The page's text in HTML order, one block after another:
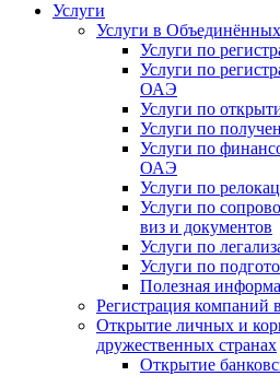
Услуги
Услуги в
Услуги по
Услуги по
ОАЭ
Услуги по
Услуги по
Услуги по
ОАЭ
Услуги по
Услуги по
виз и документов
Услуги по
Услуги по
Полезная
Регистрация компаний
Открытие личных и
дружественных странах
Открытие